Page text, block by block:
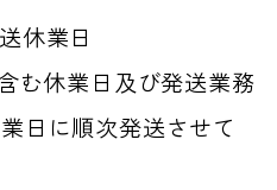
休業日
む休業日及び発送業務
日に順次発送させて